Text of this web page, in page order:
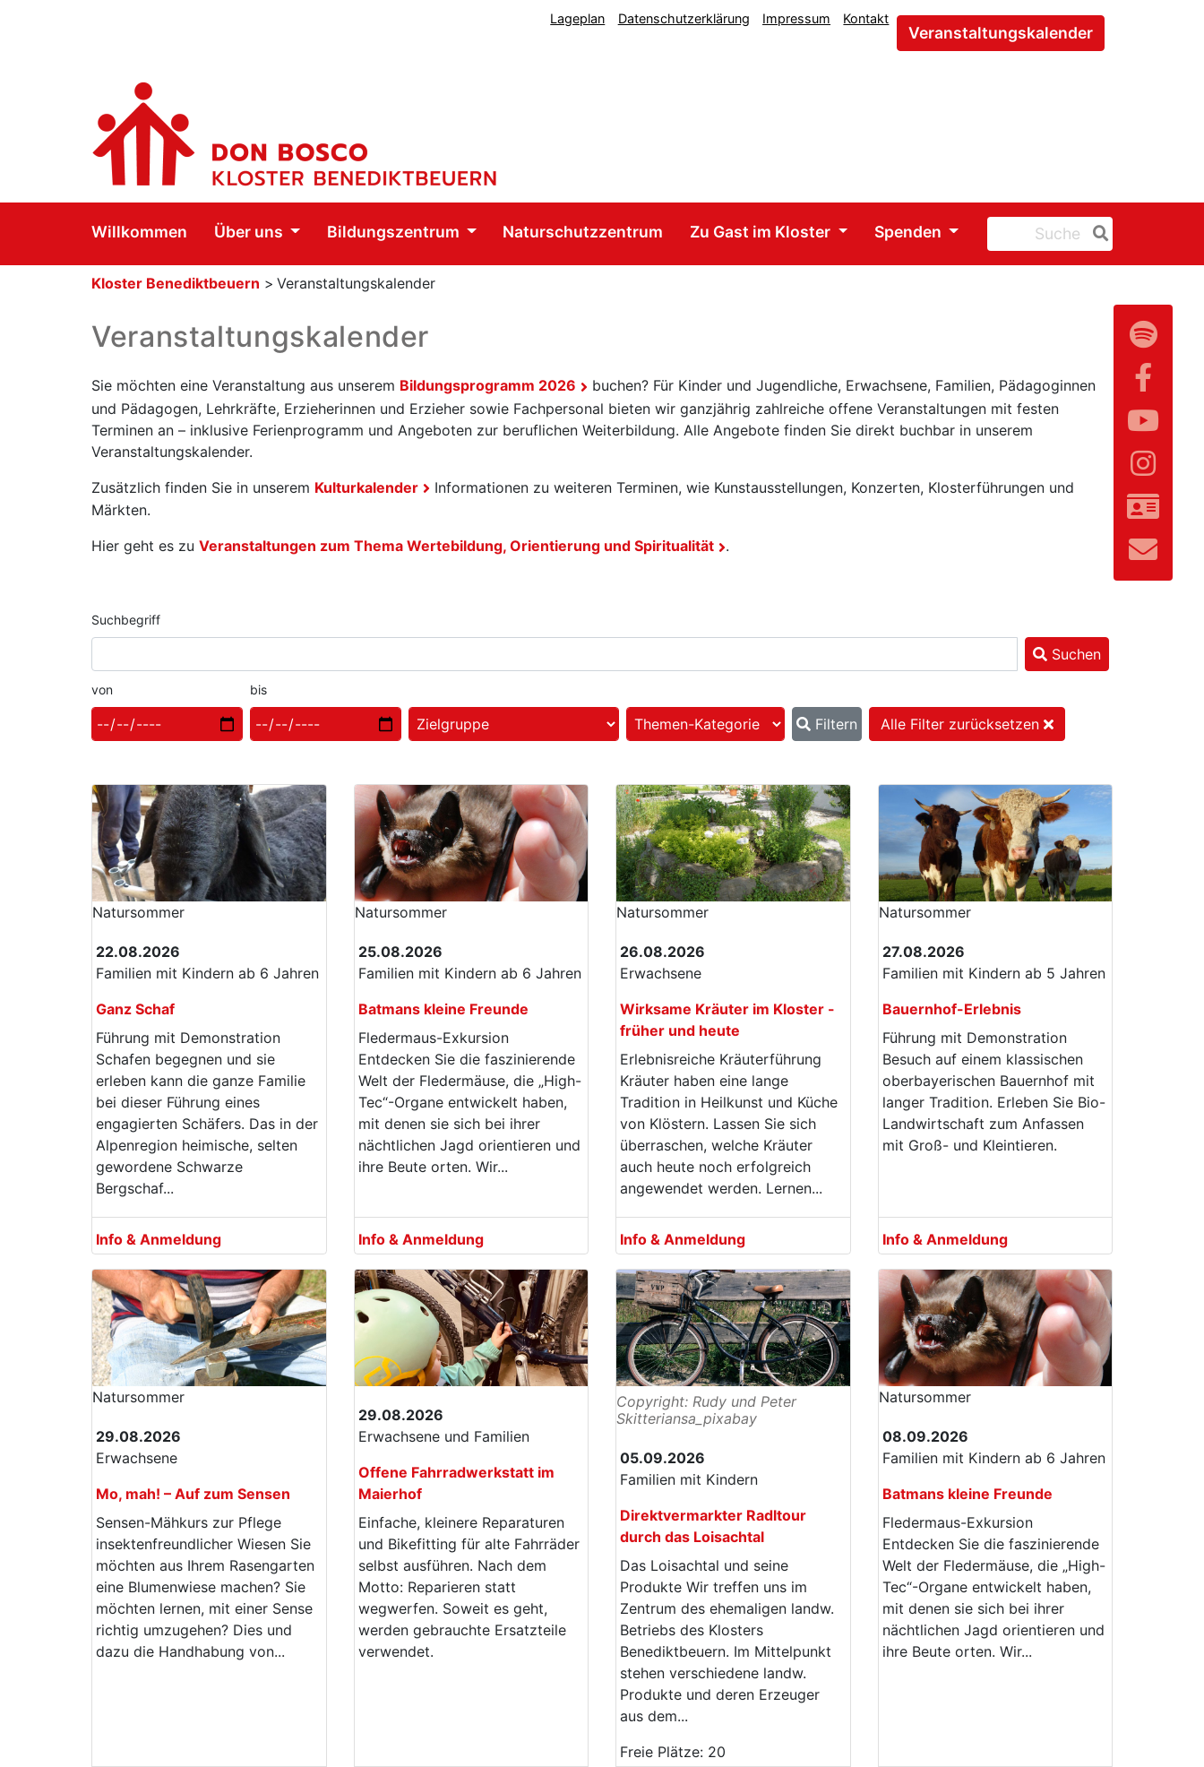
Lageplan Datenschutzerklärung Impressum Kontakt
Veranstaltungskalender
Willkommen Über uns Bildungszentrum Naturschutzzentrum Zu Gast im Kloster Spenden
Kloster Benediktbeuern > Veranstaltungskalender
Veranstaltungskalender
Sie möchten eine Veranstaltung aus unserem Bildungsprogramm 2026
buchen? Für Kinder und Jugendliche, Erwachsene, Familien, Pädagoginnen
und Pädagogen, Lehrkräfte, Erzieherinnen und Erzieher sowie Fachpersonal bieten wir ganzjährig zahlreiche offene Veranstaltungen mit festen
Terminen an – inklusive Ferienprogramm und Angeboten zur beruflichen Weiterbildung. Alle Angebote finden Sie direkt buchbar in unserem
Veranstaltungskalender.
Zusätzlich finden Sie in unserem Kulturkalender
Informationen zu weiteren Terminen, wie Kunstausstellungen, Konzerten, Klosterführungen und
Märkten.
Hier geht es zu Veranstaltungen zum Thema Wertebildung, Orientierung und Spiritualität .
Suchbegriff
Suchen
von bis
Filtern Alle Filter zurücksetzen
Natur­sommer
22.08.2026
Familien mit Kindern ab 6 Jahren
Ganz Schaf
Führung mit Demonstration
Schafen begegnen und sie
erleben kann die ganze Familie
bei dieser Führung eines
engagierten Schäfers. Das in der
Alpenregion heimische, selten
gewordene Schwarze
Bergschaf...
Info & Anmeldung
Natur­sommer
25.08.2026
Familien mit Kindern ab 6 Jahren
Batmans kleine Freunde
Fledermaus-Exkursion
Entdecken Sie die faszinierende
Welt der Fledermäuse, die „High-
Tec“-Organe entwickelt haben,
mit denen sie sich bei ihrer
nächtlichen Jagd orientieren und
ihre Beute orten. Wir...
Info & Anmeldung
Natur­sommer
26.08.2026
Erwachsene
Wirksame Kräuter im Kloster -
früher und heute
Erlebnisreiche Kräuterführung
Kräuter haben eine lange
Tradition in Heilkunst und Küche
von Klöstern. Lassen Sie sich
überraschen, welche Kräuter
auch heute noch erfolgreich
angewendet werden. Lernen...
Info & Anmeldung
Natur­sommer
27.08.2026
Familien mit Kindern ab 5 Jahren
Bauernhof-Erlebnis
Führung mit Demonstration
Besuch auf einem klassischen
oberbayerischen Bauernhof mit
langer Tradition. Erleben Sie Bio-
Landwirtschaft zum Anfassen
mit Groß- und Kleintieren.
Info & Anmeldung
Natur­sommer
29.08.2026
Erwachsene
Mo, mah! – Auf zum Sensen
Sensen-Mähkurs zur Pflege
insektenfreundlicher Wiesen Sie
möchten aus Ihrem Rasengarten
eine Blumenwiese machen? Sie
möchten lernen, mit einer Sense
richtig umzugehen? Dies und
dazu die Handhabung von...
29.08.2026
Erwachsene und Familien
Offene Fahrradwerkstatt im
Maierhof
Einfache, kleinere Reparaturen
und Bikefitting für alte Fahrräder
selbst ausführen. Nach dem
Motto: Reparieren statt
wegwerfen. Soweit es geht,
werden gebrauchte Ersatzteile
verwendet.
Copyright: Rudy und Peter
Skitteriansa_pixabay
05.09.2026
Familien mit Kindern
Direktvermarkter Radltour
durch das Loisachtal
Das Loisachtal und seine
Produkte Wir treffen uns im
Zentrum des ehemaligen landw.
Betriebs des Klosters
Benediktbeuern. Im Mittelpunkt
stehen verschiedene landw.
Produkte und deren Erzeuger
aus dem...
Freie Plätze: 20
Natur­sommer
08.09.2026
Familien mit Kindern ab 6 Jahren
Batmans kleine Freunde
Fledermaus-Exkursion
Entdecken Sie die faszinierende
Welt der Fledermäuse, die „High-
Tec“-Organe entwickelt haben,
mit denen sie sich bei ihrer
nächtlichen Jagd orientieren und
ihre Beute orten. Wir...